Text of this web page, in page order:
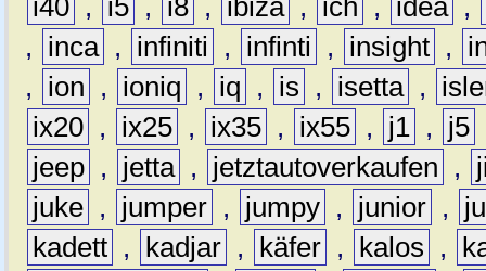
i40 , i5 , i8 , ibiza , ich , idea ,
,
inca , infiniti , infinti , insight ,
,
ion , ioniq , iq , is , isetta ,
ix20 , ix25 , ix35 , ix55 , j1 , j5
jeep , jetta , jetztautoverkaufen ,
juke , jumper , jumpy , junior ,
kadett , kadjar , käfer , kalos ,